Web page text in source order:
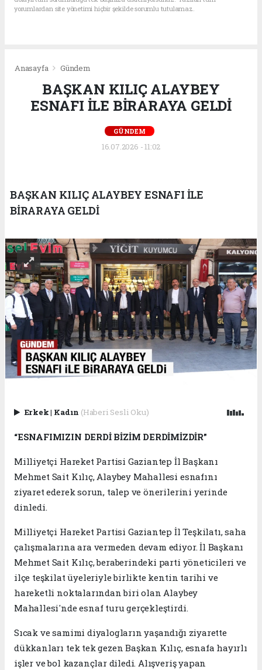
yorumlardan site yönetimi hiçbir şekilde sorumlu tutulamaz.
Anasayfa Gündem
BAŞKAN KILIÇ ALAYBEY
ESNAFI İLE BİRARAYA GELDİ
GÜNDEM
16.07.2026 - 11:02
BAŞKAN KILIÇ ALAYBEY ESNAFI İLE
BİRARAYA GELDİ
Erkek| Kadın (Haberi Sesli Oku)
“ESNAFIMIZIN DERDİ BİZİM DERDİMİZDİR”
Milliyetçi Hareket Partisi Gaziantep İl Başkanı
Mehmet Sait Kılıç, Alaybey Mahallesi esnafını
ziyaret ederek sorun, talep ve önerilerini yerinde
dinledi.
Milliyetçi Hareket Partisi Gaziantep İl Teşkilatı, saha
çalışmalarına ara vermeden devam ediyor. İl Başkanı
Mehmet Sait Kılıç, beraberindeki parti yöneticileri ve
ilçe teşkilat üyeleriyle birlikte kentin tarihi ve
hareketli noktalarından biri olan Alaybey
Mahallesi'nde esnaf turu gerçekleştirdi.
Sıcak ve samimi diyalogların yaşandığı ziyarette
dükkanları tek tek gezen Başkan Kılıç, esnafa hayırlı
işler ve bol kazançlar diledi. Alışveriş yapan